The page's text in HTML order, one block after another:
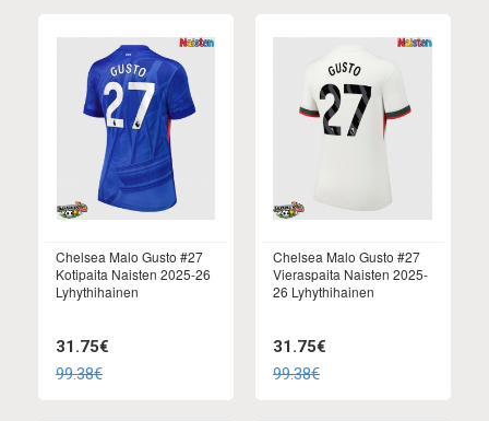
Chelsea Malo Gusto #27
Kotipaita Naisten 2025-26
Lyhythihainen
31.75€
99.38€
Chelsea Malo Gusto #27
Vieraspaita Naisten 2025-
26 Lyhythihainen
31.75€
99.38€